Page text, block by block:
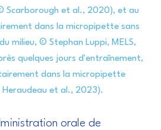
Scarborough et al., 2020), et au
dans la micropipette sans
milieu, © Stephan Luppi, MELS,
quelques jours d'entraînement,
dans la micropipette
et al., 2023).
orale de